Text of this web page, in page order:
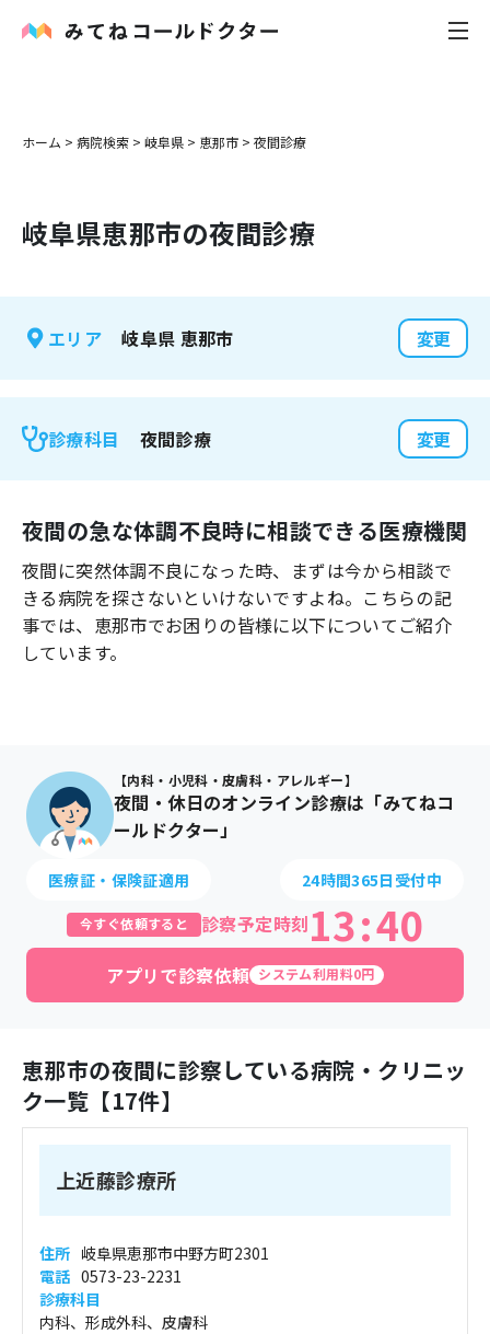
内科
花粉症
感染症
よくあるご質問
ホーム > 病院検索 > 岐阜県 > 恵那市 > 夜間診療
岐阜県恵那市の夜間診療
エリア 岐阜県 恵那市 変更
診療科目 夜間診療 変更
夜間の急な体調不良時に相談できる医療機関
夜間に突然体調不良になった時、まずは今から相談で
きる病院を探さないといけないですよね。こちらの記
事では、 恵那市でお困りの皆様に以下についてご紹介
しています。
【内科・小児科・皮膚科・アレルギー】
夜間・休日のオンライン診療は「みてねコ
ールドクター」
医療証・保険証適用 24時間365日受付中
今すぐ依頼すると 診察予定時刻13:40
アプリで診察依頼 システム利用料0円
恵那市の夜間に診察している病院・クリニッ
ク一覧【17件】
上近藤診療所
住所 岐阜県恵那市中野方町2301
電話 0573-23-2231
診療科目
内科、形成外科、皮膚科